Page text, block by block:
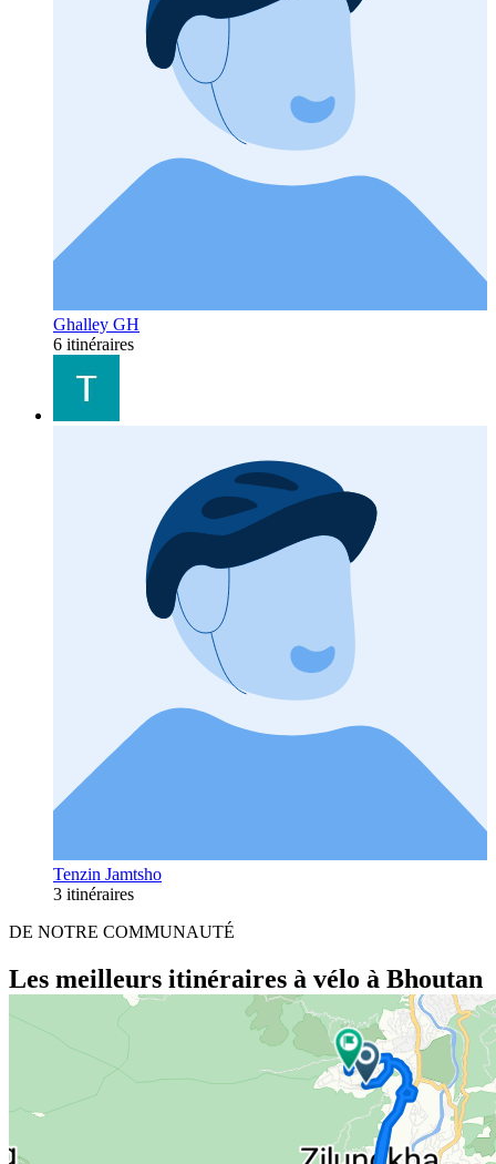
Ghalley GH
6 itinéraires
Tenzin Jamtsho
3 itinéraires
DE NOTRE COMMUNAUTÉ
Les meilleurs itinéraires à vélo à Bhoutan